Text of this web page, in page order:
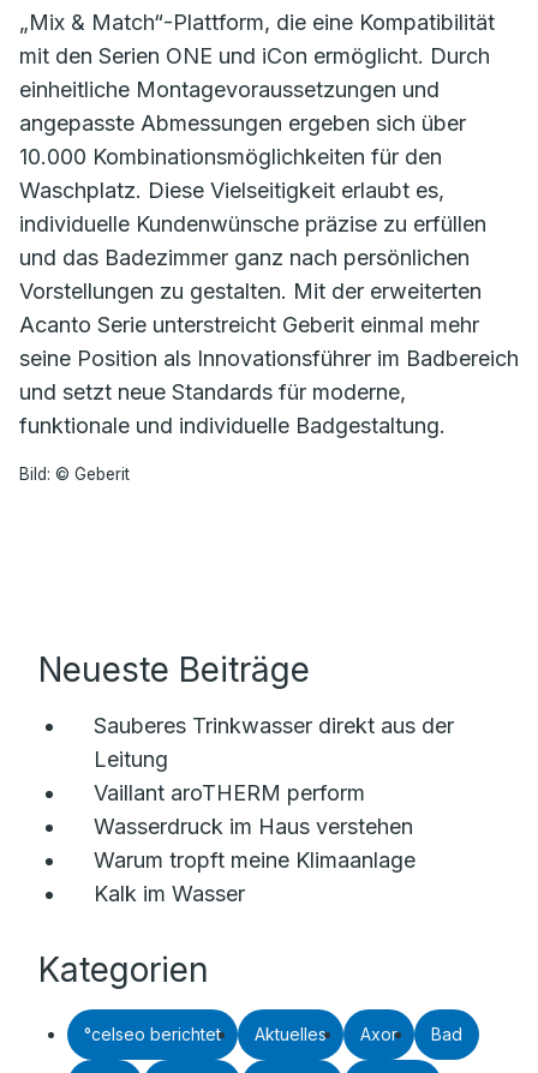
„Mix & Match“-Plattform, die eine Kompatibilität
mit den Serien ONE und iCon ermöglicht. Durch
einheitliche Montagevoraussetzungen und
angepasste Abmessungen ergeben sich über
10.000 Kombinationsmöglichkeiten für den
Waschplatz. Diese Vielseitigkeit erlaubt es,
individuelle Kundenwünsche präzise zu erfüllen
und das Badezimmer ganz nach persönlichen
Vorstellungen zu gestalten. Mit der erweiterten
Acanto Serie unterstreicht Geberit einmal mehr
seine Position als Innovationsführer im Badbereich
und setzt neue Standards für moderne,
funktionale und individuelle Badgestaltung.
Bild: © Geberit
Neueste Beiträge
Sauberes Trinkwasser direkt aus der
Leitung
Vaillant aroTHERM perform
Wasserdruck im Haus verstehen
Warum tropft meine Klimaanlage
Kalk im Wasser
Kategorien
°celseo berichtet Aktuelles Axor Bad